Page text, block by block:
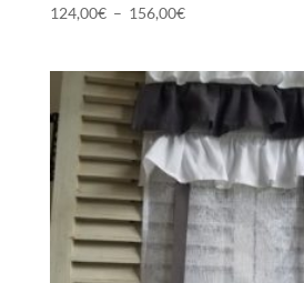
124,00€ – 156,00€Plage
124,00€
156,00€